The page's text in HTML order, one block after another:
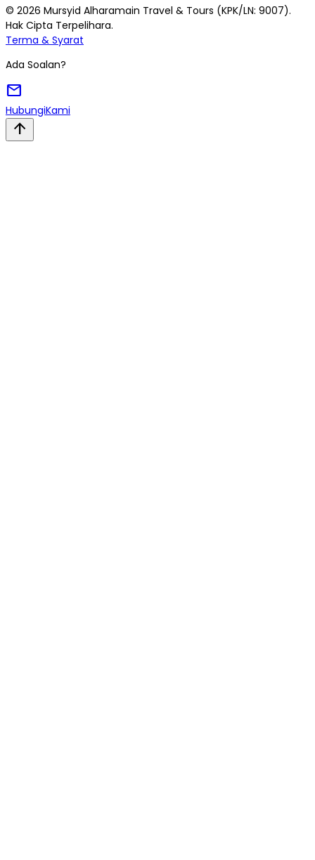
© 2026 Mursyid Alharamain Travel & Tours (KPK/LN: 9007).
Hak Cipta Terpelihara.
Terma & Syarat
Ada Soalan?
mail
HubungiKami
arrow_upward